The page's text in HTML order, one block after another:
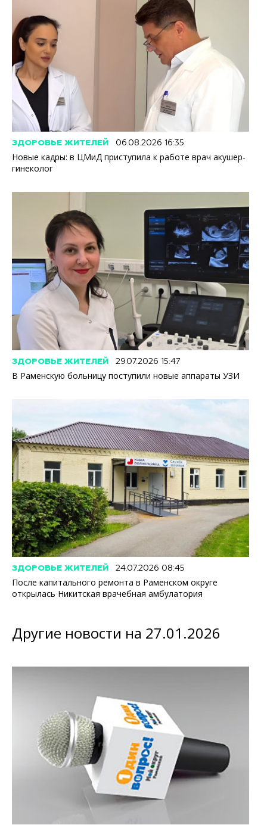
ЗДОРОВЬЕ ЖИТЕЛЕЙ 06.08.2026 16:35
Новые кадры: в ЦМиД приступила к работе врач акушер-
гинеколог
ЗДОРОВЬЕ ЖИТЕЛЕЙ 29.07.2026 15:47
В Раменскую больницу поступили новые аппараты УЗИ
ЗДОРОВЬЕ ЖИТЕЛЕЙ 24.07.2026 08:45
После капитального ремонта в Раменском округе
открылась Никитская врачебная амбулатория
Другие новости на 27.01.2026